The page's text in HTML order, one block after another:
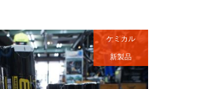
ケミカル
新製品